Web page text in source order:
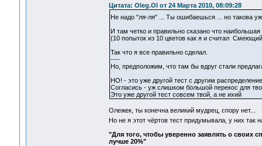
Цитата: Oleg.Ol от 24 Марта 2010, 08:09:28
Не надо "ля-ля" ... Ты ошибаешься ... но такова
И там четко и правильно сказано что
(10 попыток из 10 цветов как я и считал
Так что я все правильно сделал.
----
Но, предположим, что там бы вдруг стали
НО! - это уже другой тест с другим
Согласись - уж слишком большой перекос для
Это уже другой тест совсем твой, а не ихий
Олежек, ты конечна великий мудрец, спору нет...
Но не я этот чёртов тест придумывала, у них так
"Для того, чтобы уверенно заявлять о своих
лучше 20%"